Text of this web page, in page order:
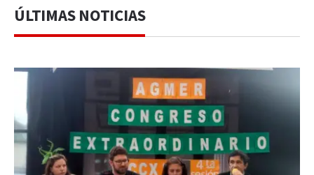
ÚLTIMAS NOTICIAS